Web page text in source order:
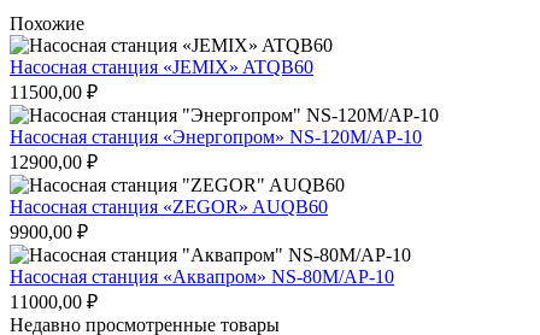
Похожие
Насосная станция «JEMIX» ATQB60
11500,00 ₽
Насосная станция «Энергопром» NS-120M/AP-10
12900,00 ₽
Насосная станция «ZEGOR» AUQB60
9900,00 ₽
Насосная станция «Аквапром» NS-80М/AP-10
11000,00 ₽
Недавно просмотренные товары